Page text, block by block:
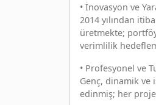
• İnovasyon ve
2014 yılından
üretmekte;
verimlilik
• Profesyonel ve
Genç, dinamik
edinmiş; her